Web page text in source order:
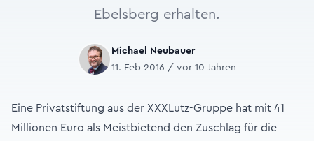
Ebelsberg erhalten.
Michael Neubauer
11. Feb 2016 / vor 10 Jahren
Eine Privatstiftung aus der XXXLutz-Gruppe hat mit 41
Millionen Euro als Meistbietend den Zuschlag für die